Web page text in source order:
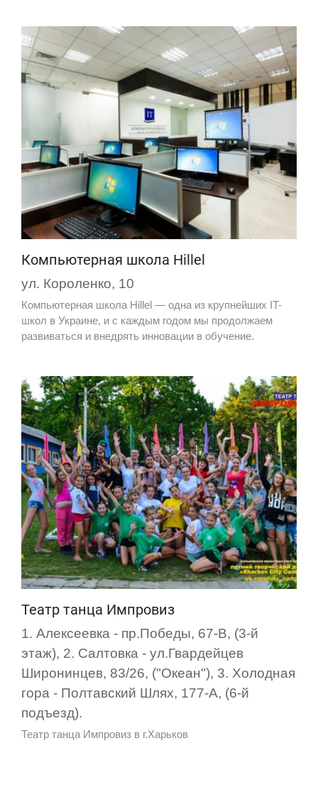
Компьютерная школа Hillel
ул. Короленко, 10
Компьютерная школа Hillel — одна из крупнейших IT-
школ в Украине, и с каждым годом мы продолжаем
развиваться и внедрять инновации в обучение.
Театр танца Импровиз
1. Алексеевка - пр.Победы, 67-В, (3-й
этаж), 2. Салтовка - ул.Гвардейцев
Широнинцев, 83/26, ("Океан"), 3. Холодная
гора - Полтавский Шлях, 177-А, (6-й
подъезд).
Театр танца Импровиз в г.Харьков